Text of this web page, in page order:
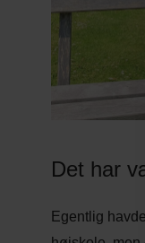
Det har
Egentlig